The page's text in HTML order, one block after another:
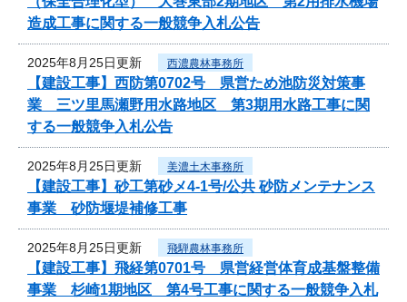
造成工事に関する一般競争入札公告
2025年8月25日更新 西濃農林事務所
【建設工事】西防第0702号 県営ため池防災対策事
業 三ツ里馬瀬野用水路地区 第3期用水路工事に関
する一般競争入札公告
2025年8月25日更新 美濃土木事務所
【建設工事】砂工第砂メ4-1号/公共 砂防メンテナンス
事業 砂防堰堤補修工事
2025年8月25日更新 飛騨農林事務所
【建設工事】飛経第0701号 県営経営体育成基盤整備
事業 杉崎1期地区 第4号工事に関する一般競争入札